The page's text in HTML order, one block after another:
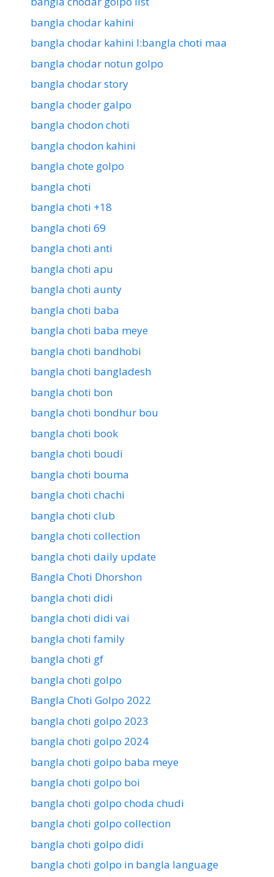
bangla chodar kahini
bangla chodar kahini l:bangla choti maa
bangla chodar notun golpo
bangla chodar story
bangla choder galpo
bangla chodon choti
bangla chodon kahini
bangla chote golpo
bangla choti
bangla choti +18
bangla choti 69
bangla choti anti
bangla choti apu
bangla choti aunty
bangla choti baba
bangla choti baba meye
bangla choti bandhobi
bangla choti bangladesh
bangla choti bon
bangla choti bondhur bou
bangla choti book
bangla choti boudi
bangla choti bouma
bangla choti chachi
bangla choti club
bangla choti collection
bangla choti daily update
Bangla Choti Dhorshon
bangla choti didi
bangla choti didi vai
bangla choti family
bangla choti gf
bangla choti golpo
Bangla Choti Golpo 2022
bangla choti golpo 2023
bangla choti golpo 2024
bangla choti golpo baba meye
bangla choti golpo boi
bangla choti golpo choda chudi
bangla choti golpo collection
bangla choti golpo didi
bangla choti golpo in bangla language